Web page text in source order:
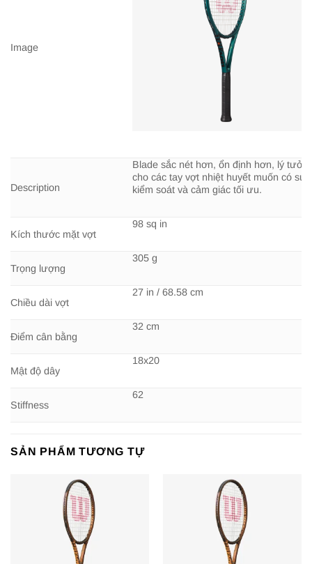
Image
Description
Blade sắc nét hơn, ổn định hơn, lý
cho các tay vợt nhiệt huyết muốn có sự
kiểm soát và cảm giác tối ưu.
Kích thước mặt vợt
98 sq in
Trọng lượng
305 g
Chiều dài vợt
27 in / 68.58 cm
Điểm cân bằng
32 cm
Mật độ dây
18x20
Stiffness
62
SẢN PHẨM TƯƠNG TỰ